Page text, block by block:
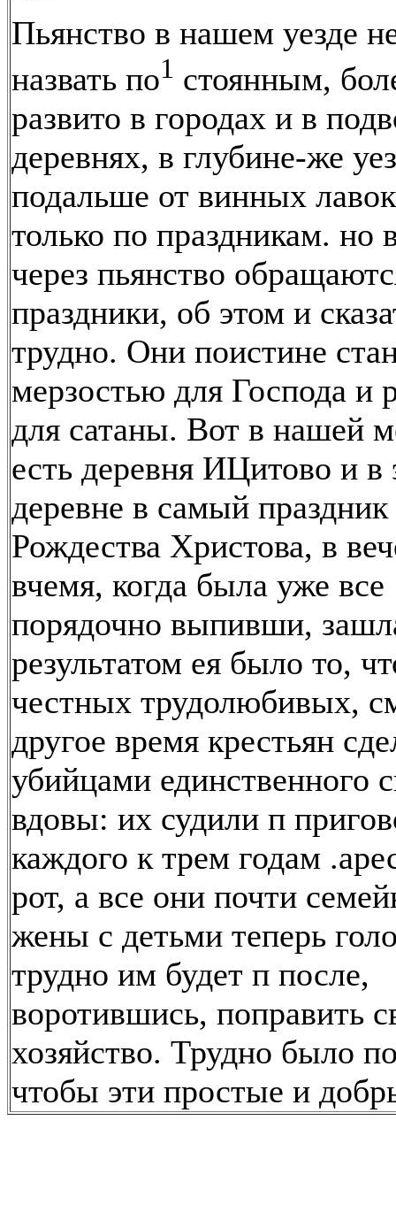
Пьянство в нашем уезде
назвать по1 стоянным,
развито в городах и в
деревнях, в глубине-же
подальше от винных
только по праздникам. но
через пьянство
праздники, об этом и
трудно. Они поистине
мерзостью для Господа и
для сатаны. Вот в нашей
есть деревня ИЦитово и в
деревне в самый праздник
Рождества Христова, в
вчемя, когда была уже все
порядочно выпивши,
результатом ея было то,
честных трудолюбивых,
другое время крестьян
убийцами единственного
вдовы: их судили п
каждого к трем годам
рот, а все они почти
жены с детьми теперь
трудно им будет п после,
воротившись, поправить
хозяйство. Трудно было
чтобы эти простые и